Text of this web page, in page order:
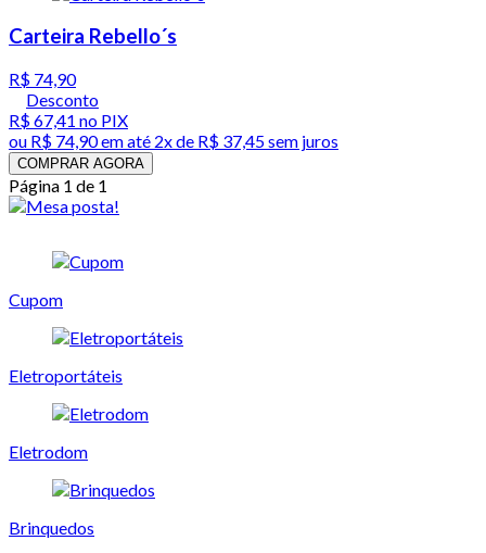
Carteira Rebello´s
R$ 74,90
Desconto
R$ 67,41 no PIX
ou R$ 74,90em até 2x de R$ 37,45 sem juros
COMPRAR AGORA
Página 1 de 1
Cupom
Eletroportáteis
Eletrodom
Brinquedos